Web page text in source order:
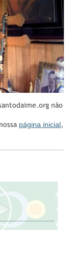
não
página inicial,